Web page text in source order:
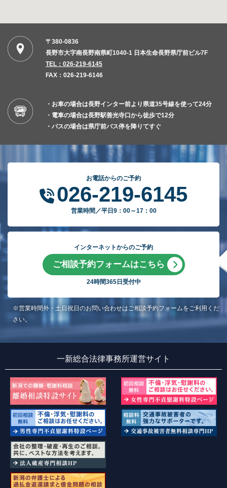
〒380-0836
長野市大字南長野南県町1040-1 日本生命長野県庁前ビル7F
TEL：026-219-6145
FAX：026-219-6146
・お車の場合は長野インター前より県道35号線を使って24分
・電車の場合は長野駅善光寺口から徒歩で12分
・バスの場合は県庁前バス停を降りてすぐ
お電話からのご予約
026-219-6145
営業時間／平日9：00～17：00
インターネットからのご予約
ご相談予約フォームはこちら
24時間365日受付中
※営業時間外・土日祝日のお問い合わせはご相談予約フォームをご利用くだ
さい。
一新総合法律事務所運営サイト